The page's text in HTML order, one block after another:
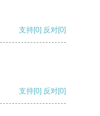
支持[0] 反对[0]
支持[0] 反对[0]